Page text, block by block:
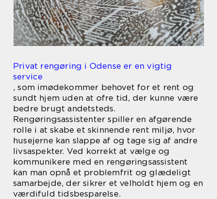
Privat rengøring i Odense er en vigtig
service
, som imødekommer behovet for et rent og
sundt hjem uden at ofre tid, der kunne være
bedre brugt andetsteds.
Rengøringsassistenter spiller en afgørende
rolle i at skabe et skinnende rent miljø, hvor
husejerne kan slappe af og tage sig af andre
livsaspekter. Ved korrekt at vælge og
kommunikere med en rengøringsassistent
kan man opnå et problemfrit og glædeligt
samarbejde, der sikrer et velholdt hjem og en
værdifuld tidsbesparelse.